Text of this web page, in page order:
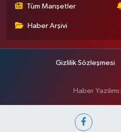
Tüm Manşetler
Haber Arşivi
Gizlilik Sözleşmesi
Haber Yazılımı: